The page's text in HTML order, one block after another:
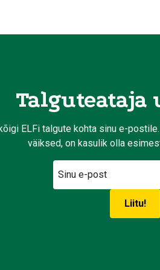
ELFi talgute kohta sinu e-
väiksed, on kasulik olla